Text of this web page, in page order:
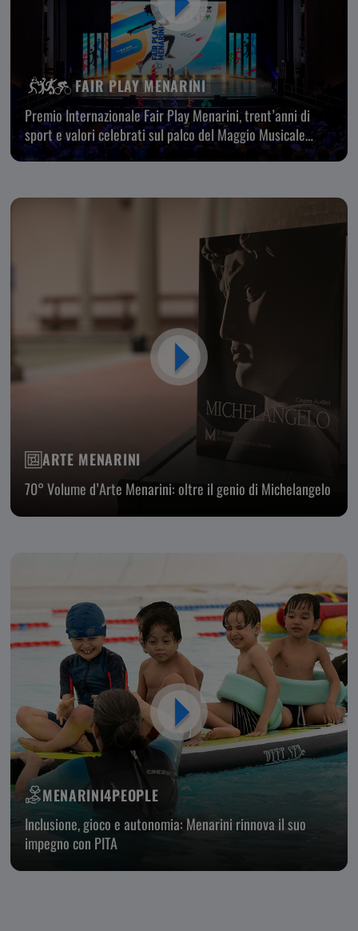
FAIR PLAY MENARINI
Premio Internazionale Fair Play Menarini, trent’anni di
sport e valori celebrati sul palco del Maggio Musicale
Fiorentino
ARTE MENARINI
70° Volume d’Arte Menarini: oltre il genio di Michelangelo
MENARINI4PEOPLE
Inclusione, gioco e autonomia: Menarini rinnova il suo
impegno con PITA